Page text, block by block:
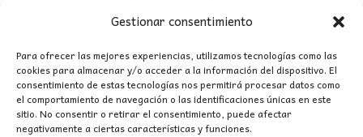
Gestionar consentimiento
Para ofrecer las mejores experiencias, utilizamos tecnologías como las
cookies para almacenar y/o acceder a la información del dispositivo. El
consentimiento de estas tecnologías nos permitirá procesar datos como
el comportamiento de navegación o las identificaciones únicas en este
sitio. No consentir o retirar el consentimiento, puede afectar
negativamente a ciertas características y funciones.
original
era:
240,00€.
es:
231,00€.